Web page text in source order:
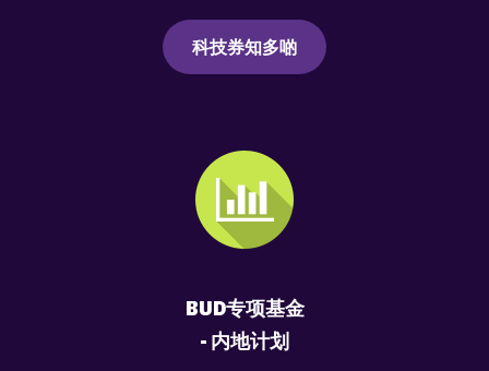
科技券知多啲
BUD专项基金
- 内地计划